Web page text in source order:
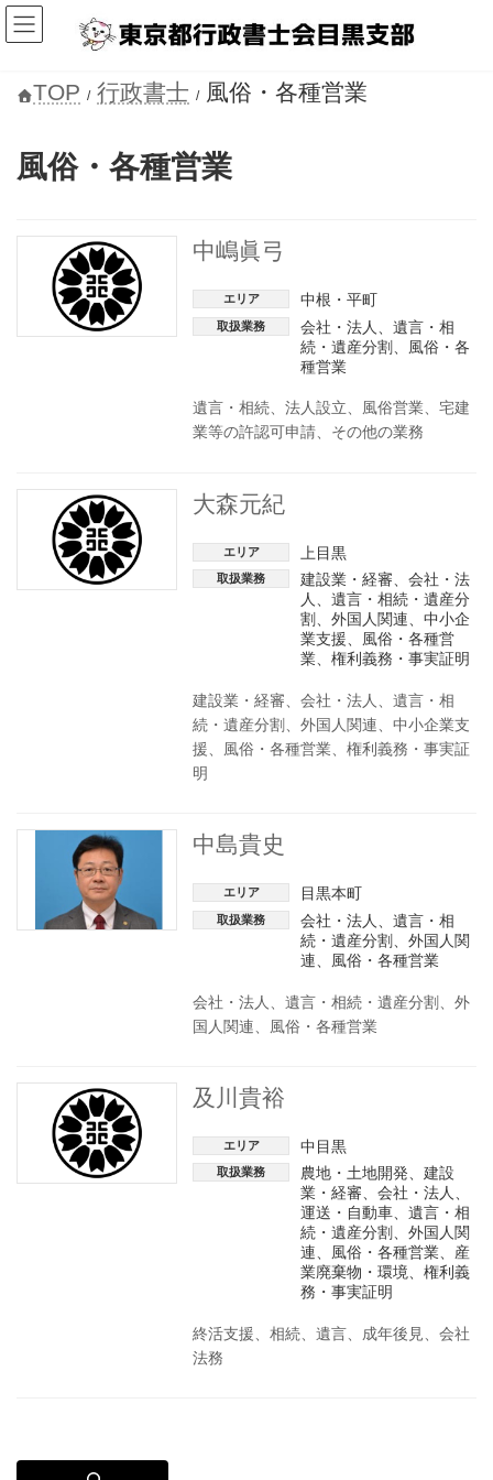
コ
ン
テ
ナ
ビ
ゲ
TOP 行政書士 風俗・各種営業
風俗・各種営業
中嶋眞弓
エリア 中根・平町
取扱業務 会社・法人 、遺言・相
続・遺産分割
風俗・各
種営業
遺言・相続、法人設立、風俗営業、宅建
業等の許認可申請、その他の業務
大森元紀
エリア 上目黒
取扱業務 建設業・経審 、会社・法
人
、遺言・相続・遺産分
割
、外国人関連 、中小企
業支援
風俗・各種営
業 、権利義務・事実証明
建設業・経審、会社・法人、遺言・相
続・遺産分割、外国人関連、中小企業支
援、風俗・各種営業、権利義務・事実証
明
中島貴史
エリア 目黒本町
取扱業務 会社・法人 、遺言・相
続・遺産分割
、外国人関
連
風俗・各種営業
会社・法人、遺言・相続・遺産分割、外
国人関連、風俗・各種営業
及川貴裕
エリア 中目黒
取扱業務 農地・土地開発、建設
業・経審、会社・法人、
運送・自動車、遺言・相
続・遺産分割 、外国人関
連、 風俗・各種営業、 産
業廃棄物・環境、権利義
務・事実証明
終活支援、相続、遺言、成年後見、会社
法務